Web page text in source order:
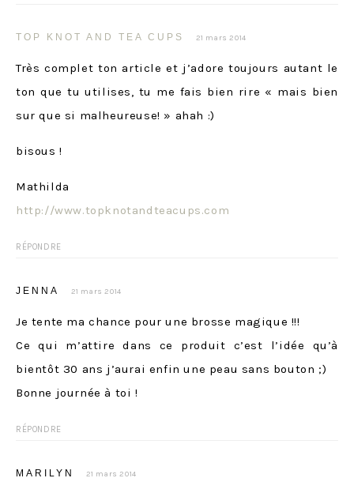
TOP KNOT AND TEA CUPS 21 mars 2014
Très complet ton article et j’adore toujours autant le
ton que tu utilises, tu me fais bien rire « mais bien
sur que si malheureuse! » ahah :)
bisous !
Mathilda
http://www.topknotandteacups.com
RÉPONDRE
JENNA 21 mars 2014
Je tente ma chance pour une brosse magique !!!
Ce qui m’attire dans ce produit c’est l’idée qu’à
bientôt 30 ans j’aurai enfin une peau sans bouton ;)
Bonne journée à toi !
RÉPONDRE
MARILYN 21 mars 2014